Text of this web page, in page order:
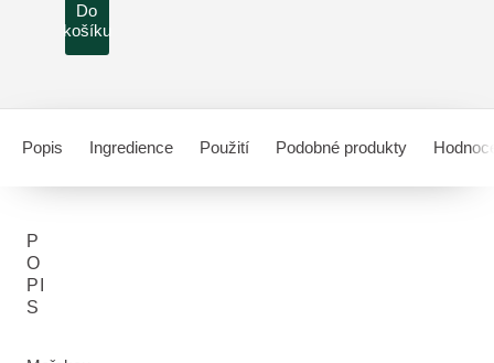
Do
košíku
Popis Ingredience Použití Podobné produkty
P
O
PI
S